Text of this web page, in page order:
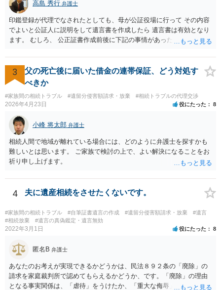
マシ」ということで、 合意の可能性が出てきます。 応じるかどうか
は、判決になったらどうなりそうか、という点についての検討が不可
欠ですので、 初めに述べた通り、代理人と相談するか、資料を持って
面談相談に行ってみることをお勧めします。
高島 秀行 弁護士
印鑑登録が代理でなされたとしても、母が公証役場に行って その内容
でよいと公証人に説明をして遺言書を作成したら 遺言書は有効となり
ます。 むしろ、 公正証書作成前後に下記の事情があったことが証明で
月に携帯が新しくなった母からの第一声は「ここにいたら殺される」
「面会に来てくれ」で、長男に聞くと「面会は出来ない。俺は携帯電
話の使い方を教える為に会っている」「母の話は聞かなくて良い」と
電話が切れました。その後の電話でも「食事に毒が入っている」「体
にチップが埋められている」等、おかしかったです。 当時の診療記
録、介護認定の資料、介護記録を取得して 弁護士に面談で相談された
方がよいと思います。
3
父の死亡後に届いた借金の連帯保証、どう対処す
べきか
#家族間の相続トラブル #遺留分侵害額請求・放棄 #相続トラブルの代理交渉
2026年4月23日 役にたった 8
小峰 将太郎 弁護士
相続人間で地域が離れている場合には、どのように弁護士を探すかも
難しいとは思います。 ご家族で検討の上で、よい解決になることをお
祈り申し上げます。
4 夫に遺産相続をさせたくないです。
#家族間の相続トラブル #自筆証書遺言の作成 #遺留分侵害額請求・放棄
#遺言
#相続放棄
#遺言の真偽鑑定・遺言無効
2022年3月1日 役にたった 8
匿名B 弁護士
あなたのお考えが実現できるかどうかは、民法８９２条の「廃除」の
請求を家庭裁判所で認めてもらえるかどうか、です。「廃除」の理由
となる事実関係は、「虐待」をうけたか、「重大な侮辱」を受けた